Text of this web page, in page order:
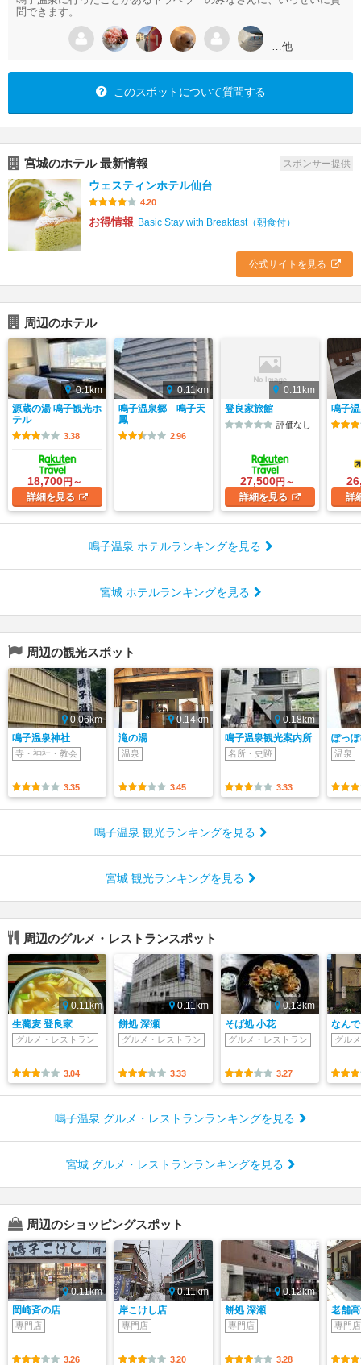
問できます。
…他
このスポットについて質問する
宮城のホテル 最新情報 スポンサー提供
ウェスティンホテル仙台
4.20
お得情報 Basic Stay with Breakfast（朝食付）
公式サイトを見る
周辺のホテル
0.1km
源蔵の湯 鳴子観光ホ
テル
3.38
18,700円～
詳細を見る
0.11km
鳴子温泉郷 鳴子天
鳳
2.96
0.11km
登良家旅館
評価なし
27,500円～
詳細を見る
鳴子
詳
鳴子温泉 ホテルランキングを見る
宮城 ホテルランキングを見る
周辺の観光スポット
0.06km
鳴子温泉神社
寺・神社・教会
3.35
0.14km
滝の湯
温泉
3.45
0.18km
鳴子温泉観光案内所
名所・史跡
3.33
ぽっ
温泉
鳴子温泉 観光ランキングを見る
宮城 観光ランキングを見る
周辺のグルメ・レストランスポット
0.11km
生蕎麦 登良家
グルメ・レストラン
3.04
0.11km
餅処 深瀬
グルメ・レストラン
3.33
0.13km
そば処 小花
グルメ・レストラン
3.27
なん
グル
鳴子温泉 グルメ・レストランランキングを見る
宮城 グルメ・レストランランキングを見る
周辺のショッピングスポット
0.11km
岡崎斉の店
専門店
3.26
0.11km
岸こけし店
専門店
3.20
0.12km
餅処 深瀬
専門店
3.28
老舗
専門店